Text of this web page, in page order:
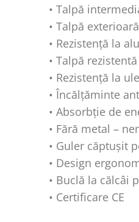
• Talpă
• Talpă
• Rezistență la
• Talpă
• Rezistență la
• Încălțăminte
• Absorbție de
• Fără metal –
• Guler căptușit
• Design
• Buclă la călcâi
• Certificare CE